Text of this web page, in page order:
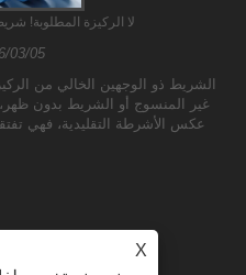
لا الركيزة المطلوبة!
03/05
الشريط ذو الوجهين الخالي من
غير المنسوج أو الشريط بدون
عكس الأشرطة التقليدية، فهي
X